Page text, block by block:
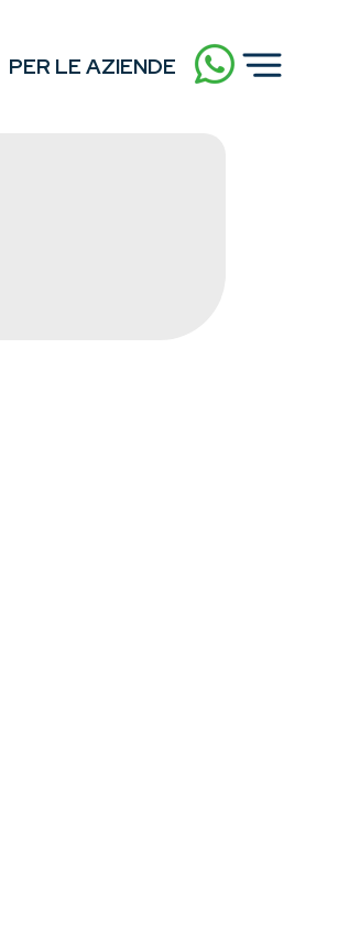
PER LE AZIENDE